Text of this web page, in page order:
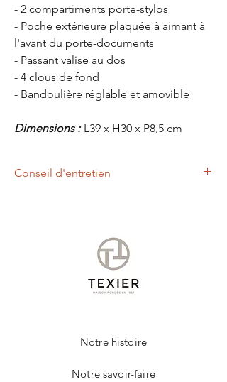
- 2 compartiments porte-stylos
- Poche extérieure plaquée à aimant à
l'avant du porte-documents
- Passant valise au dos
- 4 clous de fond
- Bandoulière réglable et amovible
Dimensions : L39 x H30 x P8,5 cm
Conseil d'entretien
Notre histoire
Notre savoir-faire